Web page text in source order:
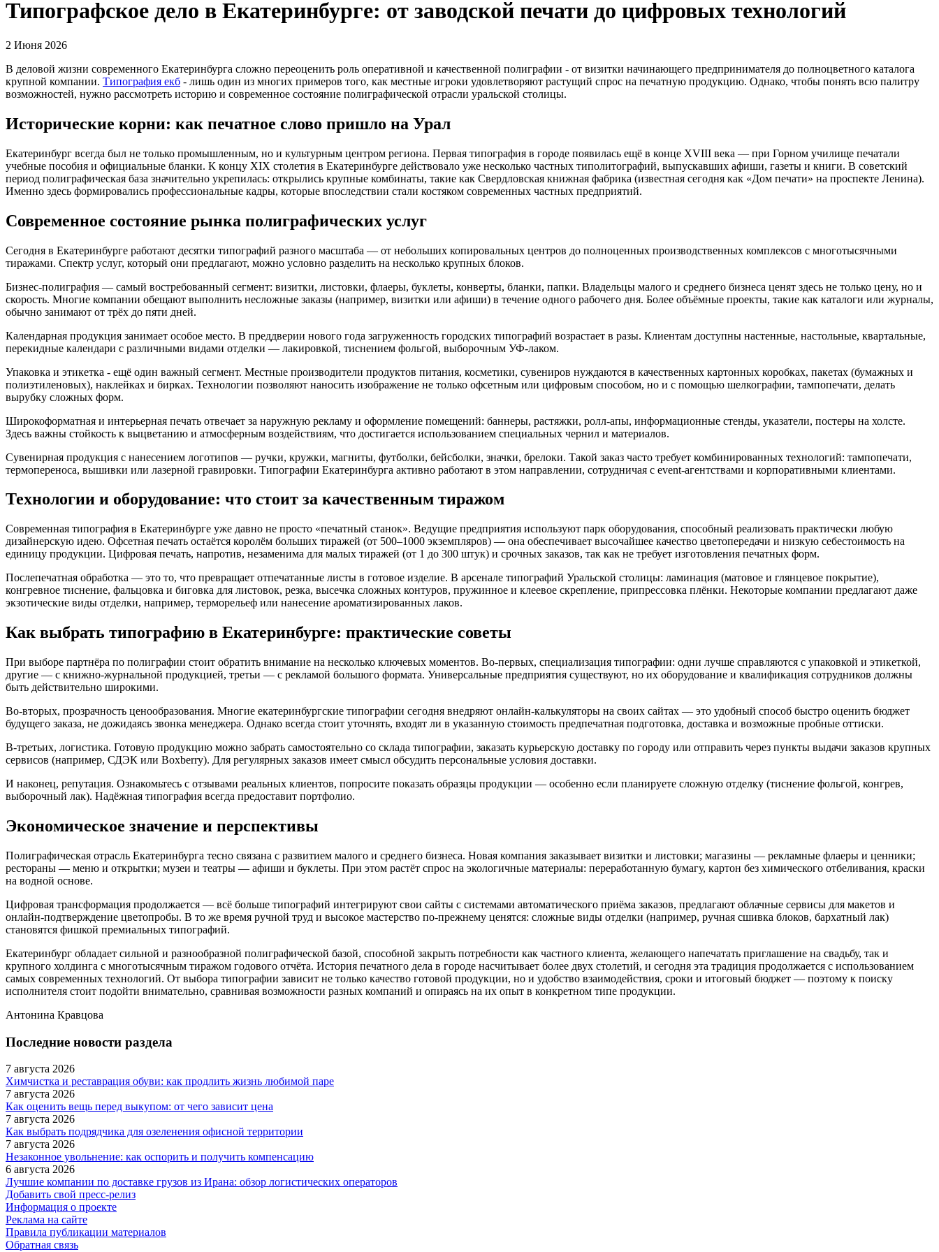
Типографское дело в Екатеринбурге: от заводской печати до цифровых технологий
2 Июня 2026
В деловой жизни современного Екатеринбурга сложно переоценить роль оперативной и качественной полиграфии - от визитки начинающего предпринимателя до полноцветного каталога
крупной компании. Типография екб - лишь один из многих примеров того, как местные игроки удовлетворяют растущий спрос на печатную продукцию. Однако, чтобы понять всю палитру
возможностей, нужно рассмотреть историю и современное состояние полиграфической отрасли уральской столицы.
Исторические корни: как печатное слово пришло на Урал
Екатеринбург всегда был не только промышленным, но и культурным центром региона. Первая типография в городе появилась ещё в конце XVIII века — при Горном училище печатали
учебные пособия и официальные бланки. К концу XIX столетия в Екатеринбурге действовало уже несколько частных типолитографий, выпускавших афиши, газеты и книги. В советский
период полиграфическая база значительно укрепилась: открылись крупные комбинаты, такие как Свердловская книжная фабрика (известная сегодня как «Дом печати» на проспекте Ленина).
Именно здесь формировались профессиональные кадры, которые впоследствии стали костяком современных частных предприятий.
Современное состояние рынка полиграфических услуг
Сегодня в Екатеринбурге работают десятки типографий разного масштаба — от небольших копировальных центров до полноценных производственных комплексов с многотысячными
тиражами. Спектр услуг, который они предлагают, можно условно разделить на несколько крупных блоков.
Бизнес-полиграфия — самый востребованный сегмент: визитки, листовки, флаеры, буклеты, конверты, бланки, папки. Владельцы малого и среднего бизнеса ценят здесь не только цену, но и
скорость. Многие компании обещают выполнить несложные заказы (например, визитки или афиши) в течение одного рабочего дня. Более объёмные проекты, такие как каталоги или журналы,
обычно занимают от трёх до пяти дней.
Календарная продукция занимает особое место. В преддверии нового года загруженность городских типографий возрастает в разы. Клиентам доступны настенные, настольные, квартальные,
перекидные календари с различными видами отделки — лакировкой, тиснением фольгой, выборочным УФ-лаком.
Упаковка и этикетка - ещё один важный сегмент. Местные производители продуктов питания, косметики, сувениров нуждаются в качественных картонных коробках, пакетах (бумажных и
полиэтиленовых), наклейках и бирках. Технологии позволяют наносить изображение не только офсетным или цифровым способом, но и с помощью шелкографии, тампопечати, делать
вырубку сложных форм.
Широкоформатная и интерьерная печать отвечает за наружную рекламу и оформление помещений: баннеры, растяжки, ролл-апы, информационные стенды, указатели, постеры на холсте.
Здесь важны стойкость к выцветанию и атмосферным воздействиям, что достигается использованием специальных чернил и материалов.
Сувенирная продукция с нанесением логотипов — ручки, кружки, магниты, футболки, бейсболки, значки, брелоки. Такой заказ часто требует комбинированных технологий: тампопечати,
термопереноса, вышивки или лазерной гравировки. Типографии Екатеринбурга активно работают в этом направлении, сотрудничая с event-агентствами и корпоративными клиентами.
Технологии и оборудование: что стоит за качественным тиражом
Современная типография в Екатеринбурге уже давно не просто «печатный станок». Ведущие предприятия используют парк оборудования, способный реализовать практически любую
дизайнерскую идею. Офсетная печать остаётся королём больших тиражей (от 500–1000 экземпляров) — она обеспечивает высочайшее качество цветопередачи и низкую себестоимость на
единицу продукции. Цифровая печать, напротив, незаменима для малых тиражей (от 1 до 300 штук) и срочных заказов, так как не требует изготовления печатных форм.
Послепечатная обработка — это то, что превращает отпечатанные листы в готовое изделие. В арсенале типографий Уральской столицы: ламинация (матовое и глянцевое покрытие),
конгревное тиснение, фальцовка и биговка для листовок, резка, высечка сложных контуров, пружинное и клеевое скрепление, припрессовка плёнки. Некоторые компании предлагают даже
экзотические виды отделки, например, терморельеф или нанесение ароматизированных лаков.
Как выбрать типографию в Екатеринбурге: практические советы
При выборе партнёра по полиграфии стоит обратить внимание на несколько ключевых моментов. Во-первых, специализация типографии: одни лучше справляются с упаковкой и этикеткой,
другие — с книжно-журнальной продукцией, третьи — с рекламой большого формата. Универсальные предприятия существуют, но их оборудование и квалификация сотрудников должны
быть действительно широкими.
Во-вторых, прозрачность ценообразования. Многие екатеринбургские типографии сегодня внедряют онлайн-калькуляторы на своих сайтах — это удобный способ быстро оценить бюджет
будущего заказа, не дожидаясь звонка менеджера. Однако всегда стоит уточнять, входят ли в указанную стоимость предпечатная подготовка, доставка и возможные пробные оттиски.
В-третьих, логистика. Готовую продукцию можно забрать самостоятельно со склада типографии, заказать курьерскую доставку по городу или отправить через пункты выдачи заказов крупных
сервисов (например, СДЭК или Boxberry). Для регулярных заказов имеет смысл обсудить персональные условия доставки.
И наконец, репутация. Ознакомьтесь с отзывами реальных клиентов, попросите показать образцы продукции — особенно если планируете сложную отделку (тиснение фольгой, конгрев,
выборочный лак). Надёжная типография всегда предоставит портфолио.
Экономическое значение и перспективы
Полиграфическая отрасль Екатеринбурга тесно связана с развитием малого и среднего бизнеса. Новая компания заказывает визитки и листовки; магазины — рекламные флаеры и ценники;
рестораны — меню и открытки; музеи и театры — афиши и буклеты. При этом растёт спрос на экологичные материалы: переработанную бумагу, картон без химического отбеливания, краски
на водной основе.
Цифровая трансформация продолжается — всё больше типографий интегрируют свои сайты с системами автоматического приёма заказов, предлагают облачные сервисы для макетов и
онлайн-подтверждение цветопробы. В то же время ручной труд и высокое мастерство по-прежнему ценятся: сложные виды отделки (например, ручная сшивка блоков, бархатный лак)
становятся фишкой премиальных типографий.
Екатеринбург обладает сильной и разнообразной полиграфической базой, способной закрыть потребности как частного клиента, желающего напечатать приглашение на свадьбу, так и
крупного холдинга с многотысячным тиражом годового отчёта. История печатного дела в городе насчитывает более двух столетий, и сегодня эта традиция продолжается с использованием
самых современных технологий. От выбора типографии зависит не только качество готовой продукции, но и удобство взаимодействия, сроки и итоговый бюджет — поэтому к поиску
исполнителя стоит подойти внимательно, сравнивая возможности разных компаний и опираясь на их опыт в конкретном типе продукции.
Антонина Кравцова
Последние новости раздела
7 августа 2026
Химчистка и реставрация обуви: как продлить жизнь любимой паре
7 августа 2026
Как оценить вещь перед выкупом: от чего зависит цена
7 августа 2026
Как выбрать подрядчика для озеленения офисной территории
7 августа 2026
Незаконное увольнение: как оспорить и получить компенсацию
6 августа 2026
Лучшие компании по доставке грузов из Ирана: обзор логистических операторов
Добавить свой пресс-релиз
Информация о проекте
Реклама на сайте
Правила публикации материалов
Обратная связь